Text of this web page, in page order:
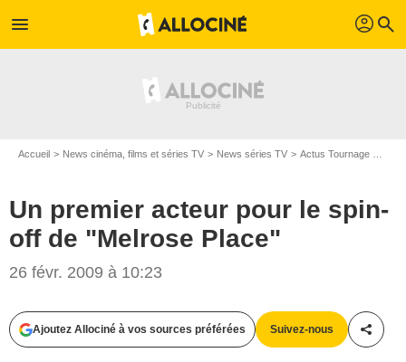
menu profil search
Accueil News cinéma, films et séries TV News séries TV Actus Tournage Séries TV
Un premier acteur pour le spin-
off de "Melrose Place"
26 févr. 2009 à 10:23
Ajoutez Allociné à vos sources préférées Suivez-nous